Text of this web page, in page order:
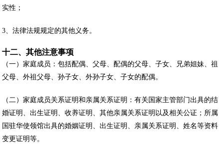
实性；
3、法律法规规定的其他义务。
十二、其他注意事项
（一）家庭成员：包括配偶、父母、配偶的父母、子女、兄弟姐妹、祖
父母、外祖父母、孙子女、外孙子女、子女的配偶。
（二）家庭成员关系证明和亲属关系证明：有关国家主管部门出具的结
婚证明、出生证明、收养证明、其他亲属关系证明以及相关公证；所属
国驻华使领馆出具的婚姻证明、出生证明、亲属关系证明、姓名等资料
变更证明等。